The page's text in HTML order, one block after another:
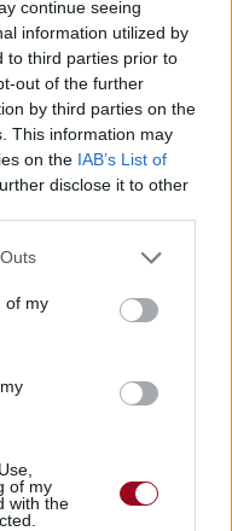
continue seeing
information utilized by
to third parties prior to
out of the further
by third parties on the
This information may
on the IAB’s List of
disclose it to other
of my
of my
with the
ou une partition au
Vidéos
Vidéos
Corriger une erreur